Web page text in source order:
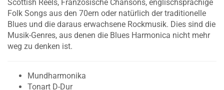
Scottish Reels, Französische Chansons, englischsprachige
Folk Songs aus den 70ern oder natürlich der traditionelle
Blues und die daraus erwachsene Rockmusik. Dies sind die
Musik-Genres, aus denen die Blues Harmonica nicht mehr
weg zu denken ist.
Mundharmonika
Tonart D-Dur